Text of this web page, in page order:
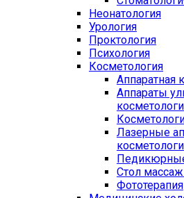
Неонатология
Урология
Проктология
Психология
Косметология
Аппаратная
Аппараты
Лазерные
Стол
Фототерапия